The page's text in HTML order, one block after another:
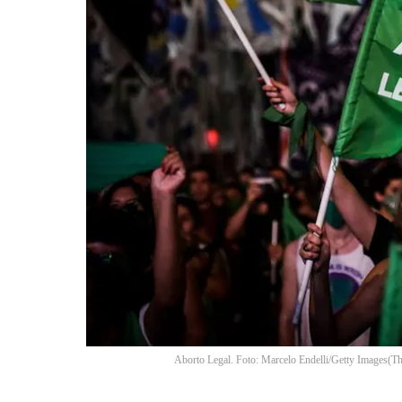
Aborto Legal. Foto: Marcelo Endelli/Getty Images(